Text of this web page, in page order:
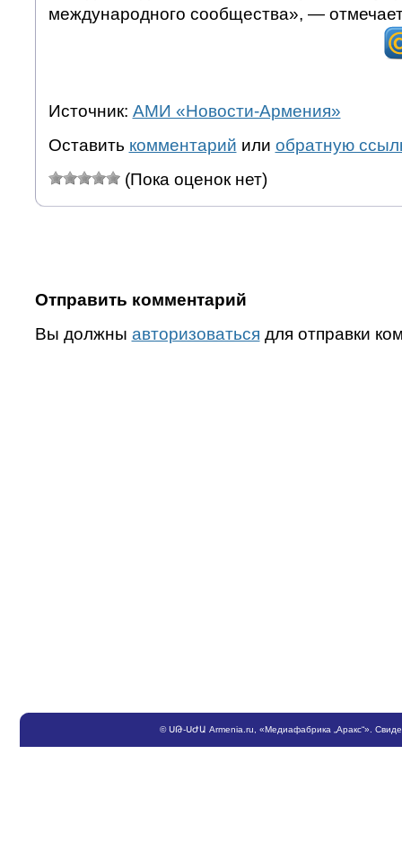
международного сообщества», —
Источник: АМИ «Новости-Армения»
Оставить комментарий или обратную
(Пока оценок нет)
Отправить комментарий
Вы должны авторизоваться для отправки
©ՍԹ-ՍԺԱ Armenia.ru , «Медиафабрика „Аракс“».